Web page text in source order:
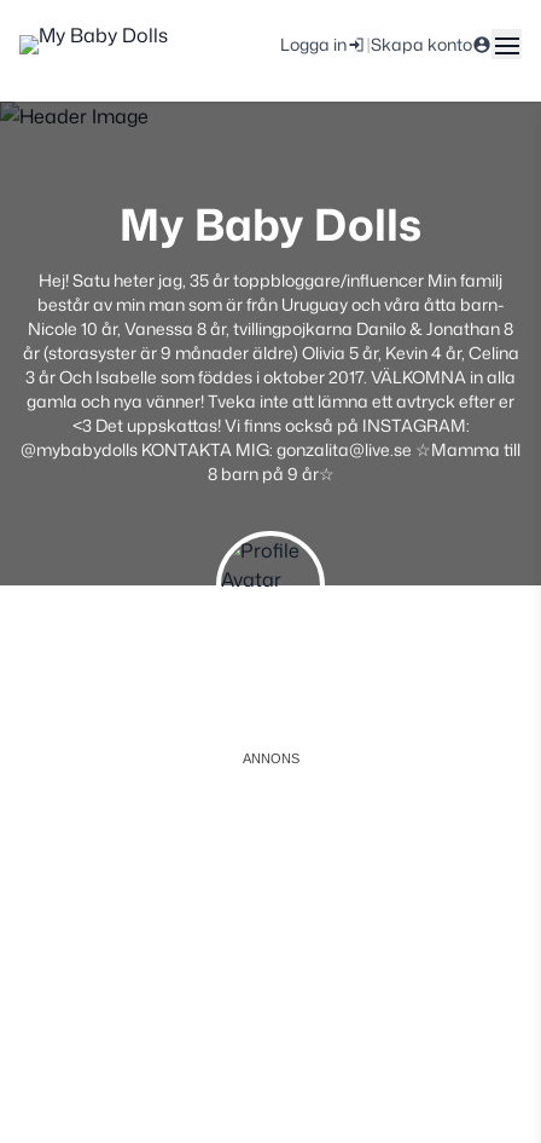
Logga in |Skapa konto
My Baby Dolls
Hej! Satu heter jag, 35 år toppbloggare/influencer Min familj
består av min man som är från Uruguay och våra åtta barn-
Nicole 10 år, Vanessa 8 år, tvillingpojkarna Danilo & Jonathan 8
år (storasyster är 9 månader äldre) Olivia 5 år, Kevin 4 år, Celina
3 år Och Isabelle som föddes i oktober 2017. VÄLKOMNA in alla
gamla och nya vänner! Tveka inte att lämna ett avtryck efter er
<3 Det uppskattas! Vi finns också på INSTAGRAM:
@mybabydolls KONTAKTA MIG: gonzalita@live.se ☆Mamma till
8 barn på 9 år☆